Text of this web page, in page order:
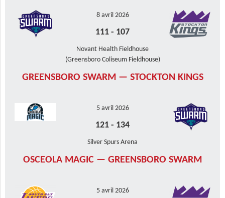
8 avril 2026
111 - 107
Novant Health Fieldhouse
(Greensboro Coliseum Fieldhouse)
GREENSBORO SWARM — STOCKTON KINGS
5 avril 2026
121 - 134
Silver Spurs Arena
OSCEOLA MAGIC — GREENSBORO SWARM
5 avril 2026